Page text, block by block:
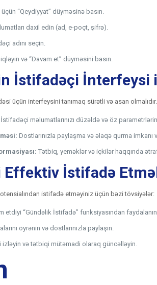
“Qeydiyyat” düyməsinə basın.
daxil edin (ad, e-poçt, şifrə).
adını seçin.
və “Davam et” düyməsini basın.
İstifadəçi İnterfeysi
üçün interfeysini tanımaq sürətli və asan
İstifadəçi məlumatlarınızı düzəldə və öz
Dostlarınızla paylaşma və əlaqə qurma imkanı
Tətbiq, yeməklər və içkilər haqqında
Effektiv İstifadə
istifadə etməyiniz üçün bəzi tövsiyələr:
etdiyi “Gündəlik İstifadə” funksiyasından
öyrənin və dostlarınızla paylaşın.
izləyin və tətbiqi mütəmadi olaraq güncəlləyin.